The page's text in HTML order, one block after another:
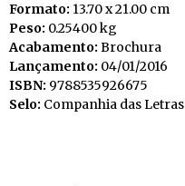
Formato: 13.70 x 21.00 cm
Peso: 0.25400 kg
Acabamento: Brochura
Lançamento: 04/01/2016
ISBN: 9788535926675
Selo: Companhia das Letras